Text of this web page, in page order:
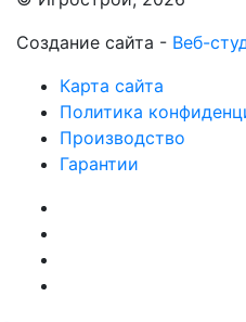
Создание сайта - Веб-
Карта сайта
Политика
Производство
Гарантии